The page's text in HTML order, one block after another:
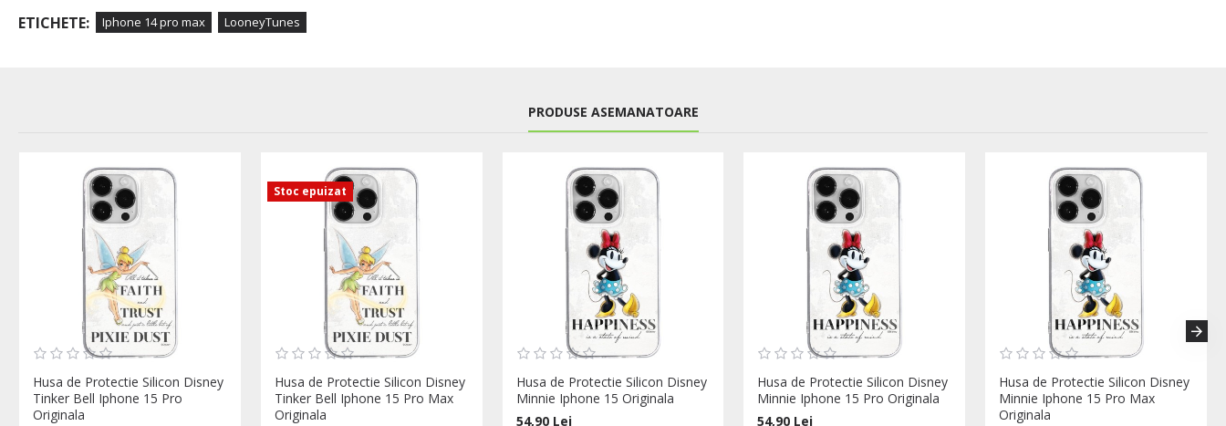
ETICHETE: Iphone 14 pro max LooneyTunes
PRODUSE ASEMANATOARE
Husa de Protectie Silicon Disney
Tinker Bell Iphone 15 Pro
Originala
Stoc epuizat
Husa de Protectie Silicon Disney
Tinker Bell Iphone 15 Pro Max
Originala
Husa de Protectie Silicon Disney
Minnie Iphone 15 Originala
54,90 Lei
Husa de Protectie Silicon Disney
Minnie Iphone 15 Pro Originala
54,90 Lei
Husa de Protectie Silicon Disney
Minnie Iphone 15 Pro Max
Originala